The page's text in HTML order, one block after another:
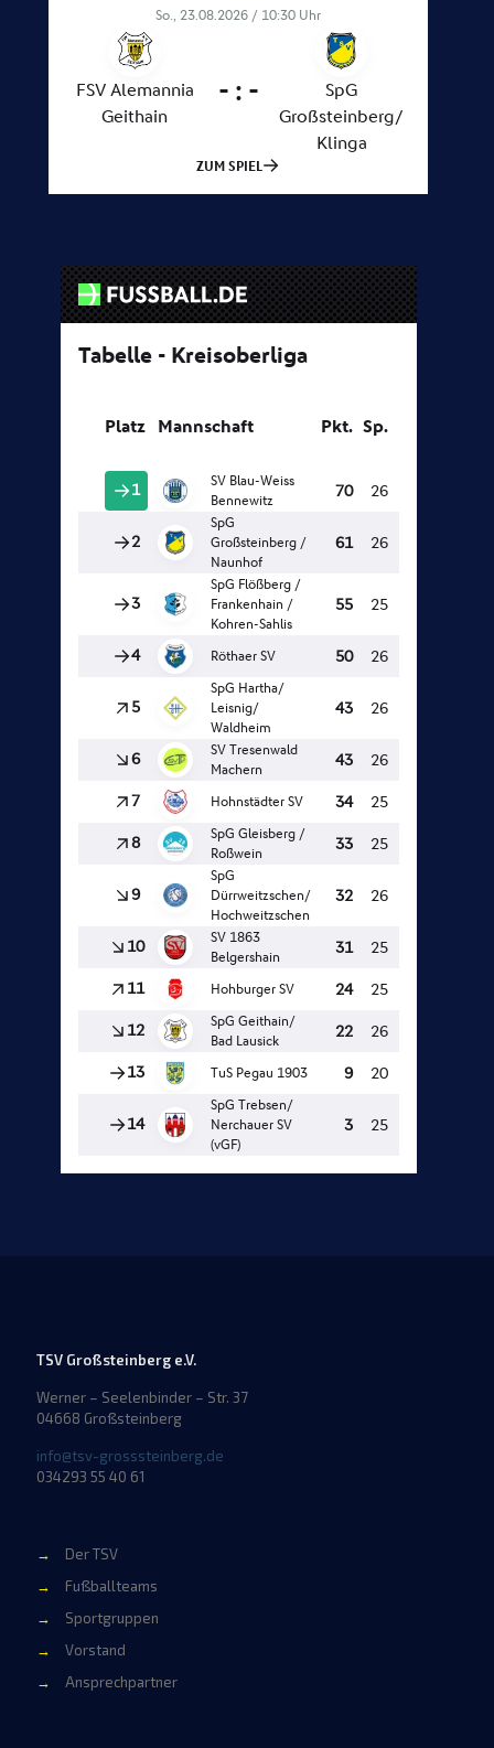
TSV Großsteinberg e.V.
Werner – Seelenbinder – Str. 37
04668 Großsteinberg
info@tsv-grosssteinberg.de
034293 55 40 61
→
Der TSV
→
Fußballteams
→
Sportgruppen
→
Vorstand
→
Ansprechpartner